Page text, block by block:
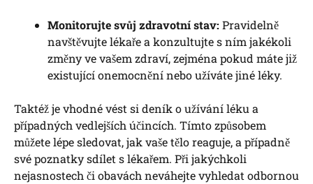
Monitorujte svůj zdravotní stav: Pravidelně
navštěvujte lékaře a konzultujte s ním jakékoli
změny ve vašem zdraví, zejména pokud máte již
existující onemocnění nebo užíváte jiné léky.
Taktéž je vhodné vést si deník o užívání léku a
případných vedlejších účincích. Tímto způsobem
můžete lépe sledovat, jak vaše tělo reaguje, a případně
své poznatky sdílet s lékařem. Při jakýchkoli
nejasnostech či obavách neváhejte vyhledat odbornou